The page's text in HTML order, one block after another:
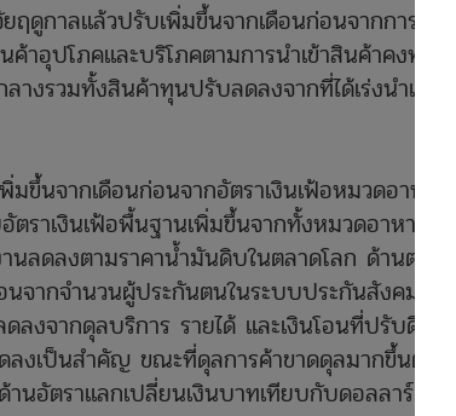
ดูกาลแล้วปรับเพิ่มขึ้นจากเดือนก่อนจากการนำเข้า
าอุปโภคและบริโภคตามการนำเข้าสินค้าคงทน
งรวมทั้งสินค้าทุนปรับลดลงจากที่ได้เร่งนำเข้าใน
มขึ้นจากเดือนก่อนจากอัตราเงินเฟ้อหมวดอาหารสด
าเงินเฟ้อพื้นฐานเพิ่มขึ้นจากทั้งหมวดอาหารและ
ลดลงตามราคาน้ำมันดิบในตลาดโลก ด้านตลาด
ากจำนวนผู้ประกันตนในระบบประกันสังคมที่เพิ่ม
จากดุลบริการ รายได้ และเงินโอนที่ปรับดีขึ้น
งเป็นสำคัญ ขณะที่ดุลการค้าขาดดุลมากขึ้นตาม
นอัตราแลกเปลี่ยนเงินบาทเทียบกับดอลลาร์ สรอ.